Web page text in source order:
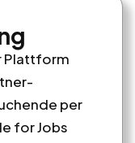
Plattform
per
for Jobs